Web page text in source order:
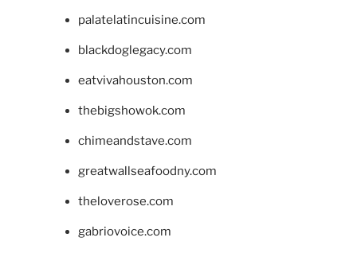
palatelatincuisine.com
blackdoglegacy.com
eatvivahouston.com
thebigshowok.com
chimeandstave.com
greatwallseafoodny.com
theloverose.com
gabriovoice.com